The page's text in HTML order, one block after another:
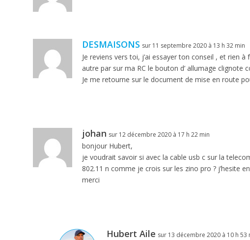
DESMAISONS sur 11 septembre 2020 à 13 h 32 min
Je reviens vers toi, j’ai essayer ton conseil , et rien à
autre par sur ma RC le bouton d’ allumage clignote
Je me retourne sur le document de mise en route
johan sur 12 décembre 2020 à 17 h 22 min
bonjour Hubert,
je voudrait savoir si avec la cable usb c sur la
802.11 n comme je crois sur les zino pro ? j’hesite
merci
Hubert Aile sur 13 décembre 2020 à 10 h 53